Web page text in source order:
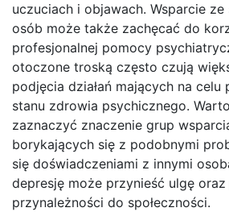
uczuciach i objawach. Wsparcie
osób może także zachęcać do
profesjonalnej pomocy
otoczone troską często czują
podjęcia działań mających na celu
stanu zdrowia psychicznego.
zaznaczyć znaczenie grup
borykających się z podobnymi
się doświadczeniami z innymi
depresję może przynieść ulgę
przynależności do społeczności.